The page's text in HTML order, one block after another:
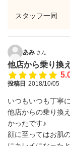
スタッフ一同
あみ さん
他店から乗り換え
投稿日 2018/10/05
いつもいつも丁寧
他店からの乗り換
かったです♪
顔に至ってはお肌